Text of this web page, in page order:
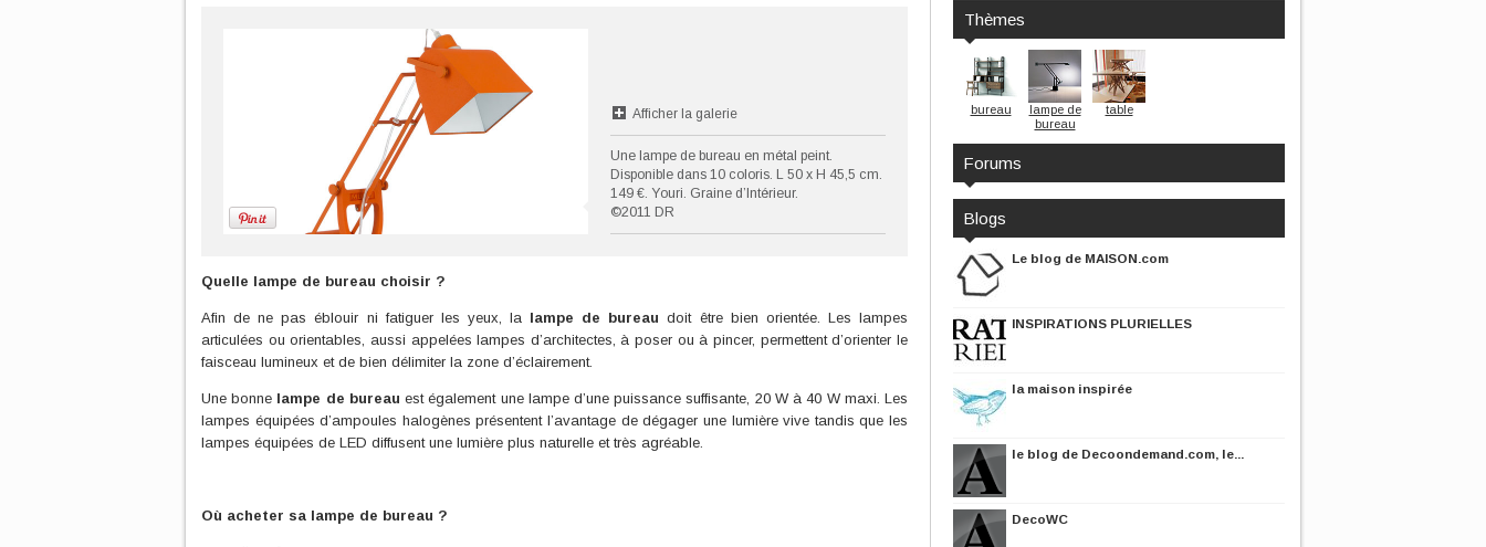
Afficher la galerie
Une lampe de bureau en métal peint.
Disponible dans 10 coloris. L 50 x H 45,5 cm.
149 €. Youri. Graine d’Intérieur.
©2011 DR
Quelle lampe de bureau choisir ?
Afin de ne pas éblouir ni fatiguer les yeux, la lampe de bureau doit être bien orientée. Les lampes
articulées ou orientables, aussi appelées lampes d’architectes, à poser ou à pincer, permettent d’orienter le
faisceau lumineux et de bien délimiter la zone d’éclairement.
Une bonne lampe de bureau est également une lampe d’une puissance suffisante, 20 W à 40 W maxi. Les
lampes équipées d’ampoules halogènes présentent l’avantage de dégager une lumière vive tandis que les
lampes équipées de LED diffusent une lumière plus naturelle et très agréable.
Où acheter sa lampe de bureau ?
Thèmes
bureau
lampe de
bureau
table
Forums
Blogs
Le blog de MAISON.com
INSPIRATIONS PLURIELLES
la maison inspirée
le blog de Decoondemand.com, le...
DecoWC